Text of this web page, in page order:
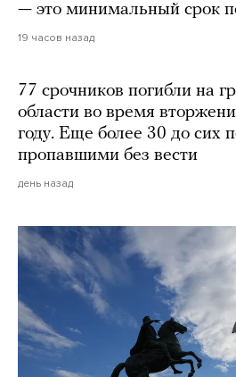
— это минимальный срок
19 часов назад
77 срочников погибли на
области во время
году. Еще более 30 до сих
пропавшими без вести
день назад